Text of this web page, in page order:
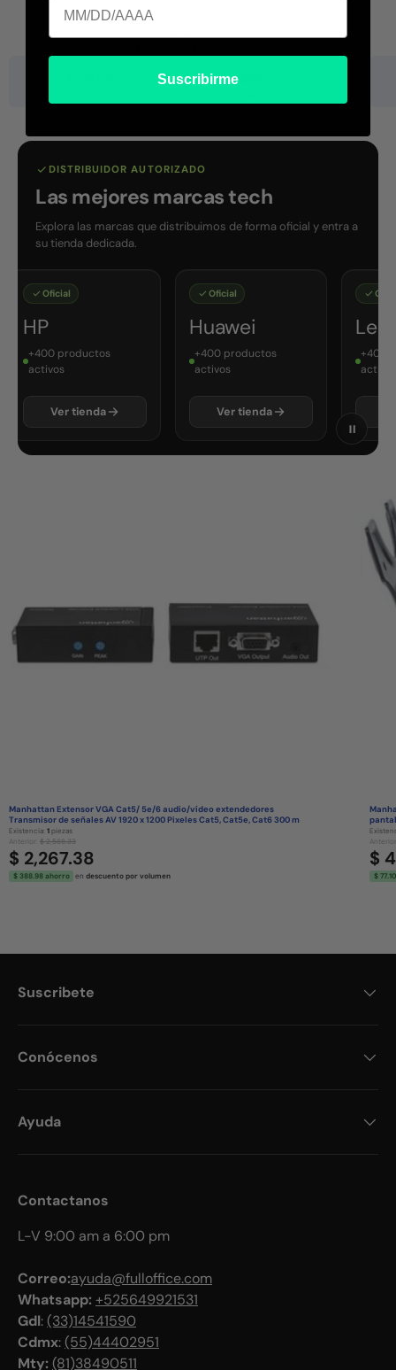
Grandstream Networks GWN7670 punto de acceso in...
$ 1,859.77
DISTRIBUIDOR AUTORIZADO
Las mejores marcas tech
Explora las marcas que distribuimos de forma oficial y entra a
su tienda dedicada.
Oficial
HP
+400 productos
activos
Ver tienda
Oficial
Huawei
+400 productos
activos
Ver tienda
Oficial
+400
activos
Manhattan Extensor VGA Cat5/ 5e/6 audio/vídeo extendedores
Transmisor de señales AV 1920 x 1200 Pixeles Cat5, Cat5e, Cat6 300 m
Existencia: 1 piezas
Anterior: $ 2,588.33
$ 2,267.38
$ 388.98 ahorro en descuento por volumen
$
$
Suscribete
Conócenos
Ayuda
Contactanos
L-V 9:00 am a 6:00 pm
Correo:ayuda@fulloffice.com
Whatsapp:+525649921531
Gdl: (33)14541590
Cdmx: (55)44402951
Mty: (81)38490511
Suscribirme